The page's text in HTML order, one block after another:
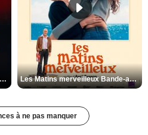
Les Silences de Riyad Bande-annonce VO STFR Les Matins merveilleux Bande-annonce VF
à ne pas manquer